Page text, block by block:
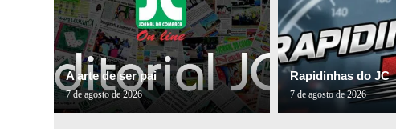
A arte de ser pai
7 de agosto de 2026
Rapidinhas do JC
7 de agosto de 2026